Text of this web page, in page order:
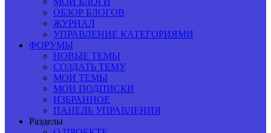
ОБЗОР БЛОГОВ
ЖУРНАЛ
УПРАВЛЕНИЕ КАТЕГОРИЯМИ
ФОРУМЫ
НОВЫЕ ТЕМЫ
СОЗДАТЬ ТЕМУ
МОИ ТЕМЫ
МОИ ПОДПИСКИ
ИЗБРАННОЕ
ПАНЕЛЬ УПРАВЛЕНИЯ
Разделы